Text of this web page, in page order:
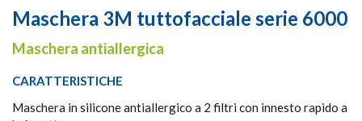
Maschera 3M tuttofacciale serie 6000
Maschera antiallergica
CARATTERISTICHE
Maschera in silicone antiallergico a 2 filtri con innesto rapido a